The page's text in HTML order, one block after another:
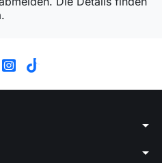
arrow_drop_down
arrow_drop_down